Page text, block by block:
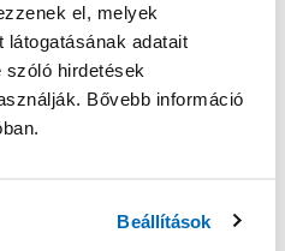
el, melyek
látogatásának adatait
hirdetések
Bővebb információ
Beállítások